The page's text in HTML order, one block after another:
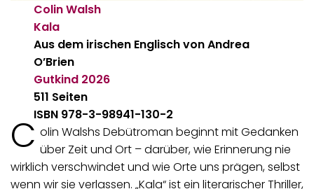
Colin Walsh
Kala
Aus dem irischen Englisch von Andrea
O’Brien
Gutkind 2026
511 Seiten
ISBN 978-3-98941-130-2
C olin Walshs Debütroman beginnt mit Gedanken
über Zeit und Ort – darüber, wie Erinnerung nie
wirklich verschwindet und wie Orte uns prägen, selbst
wenn wir sie verlassen. „Kala“ ist ein literarischer Thriller,